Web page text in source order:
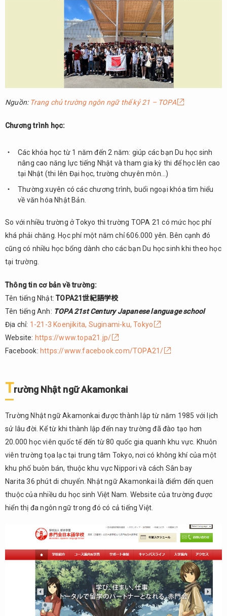
Nguồn: Trang chủ trường ngôn ngữ thế kỷ 21 – TOPA
Chương trình học:
Các khóa học từ 1 năm đến 2 năm: giúp các bạn Du học sinh
nâng cao năng lực tiếng Nhật và tham gia kỳ thi để học lên cao
tại Nhật (thi lên Đại học, trường chuyên môn…)
Thường xuyên có các chương trình, buổi ngoại khóa tìm hiểu
về văn hóa Nhật Bản.
So với nhiều trường ở Tokyo thì trường TOPA 21 có mức học phí
khá phải chăng. Học phí một năm chỉ 606.000 yên. Bên cạnh đó
cũng có nhiều học bổng dành cho các bạn Du học sinh khi theo học
tại trường.
Thông tin cơ bản về trường:
Tên tiếng Nhật:TOPA21世紀語学校
Tên tiếng Anh: TOPA 21st Century Japanese language school
Địa chỉ: 1-21-3 Koenjikita, Suginami-ku, Tokyo
Website: https://www.topa21.jp/
Facebook: https://www.facebook.com/TOPA21/
Trường Nhật ngữ Akamonkai
Trường Nhật ngữ Akamonkai được thành lập từ năm 1985 với lịch
sử lâu đời. Kể từ khi thành lập đến nay trường đã đào tạo hơn
20.000 học viên quốc tế đến từ 80 quốc gia quanh khu vực. Khuôn
viên trường tọa lạc tại trung tâm Tokyo, nơi có không khí của một
khu phố buôn bán, thuộc khu vực Nippori và cách Sân bay
Narita 36 phút di chuyển. Nhật ngữ Akamonkai là điểm đến quen
thuộc của nhiều du học sinh Việt Nam. Website của trường được
hiển thị đa ngôn ngữ trong đó có cả tiếng Việt.